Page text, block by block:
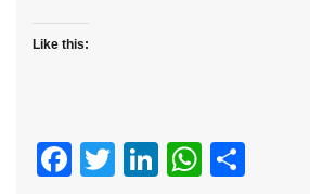
Like this:
Facebook
Twitter
LinkedIn